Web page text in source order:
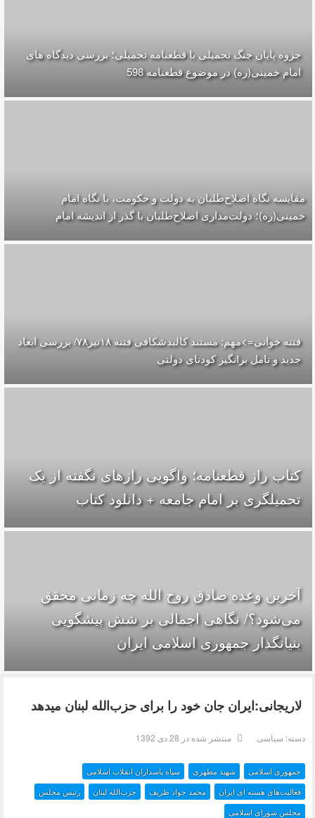
جزوه پایان جنگ تحمیلی با قطعنامه تحمیلی؛ بررسی دیدگاه های
امام خمینی(ره) در موضوع قطعنامه 598
مقایسه‌ نگاه اصلاح‌طلبان به دولت و حکومت، با نگاه امام
خمینی(ره)؛ دولت‌مداری اصلاح‌طلبان با گذر از اندیشه امام
فتنه خوانی=>مهم: مستند کالبدشکافی فتنه ۱۸تير۷۸/ بررسی ابعاد
جدید و تامل برانگیز کودتای دولتی
کتاب راز قطعنامه؛ واگویی رازهای نگفته از یک
تحمیلگری بر امام جامعه + دانلود کتاب
آخرین وعده صادق روح الله چه زمانی محقق
می‌شود؟/ نگاهی اجمالی بر شش پیشگویی
بنیانگذار جمهوری اسلامی ایران
لاریجانی:ایران جان خود را برای حزب‌الله لبنان میدهد
دسته: سیاسی منتشر شده در 28 دی 1392
جمهوری اسلامی شهید مطهری سپاه پاسداران انقلاب اسلامى
مجلس شورای اسلامی
رئیس مجلس حزب‌الله لبنان محمد جواد ظریف فعالیت‌های هسته ای ایران